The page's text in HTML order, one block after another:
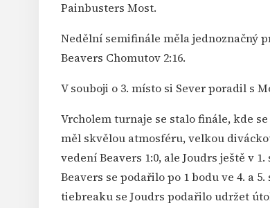
Painbusters Most.
Nedělní semifinále měla jednoznačný
Beavers Chomutov 2:16.
V souboji o 3. místo si Sever poradil s
Vrcholem turnaje se stalo finále, kde
měl skvělou atmosféru, velkou
vedení Beavers 1:0, ale Joudrs ještě v
Beavers se podařilo po 1 bodu ve 4. a
tiebreaku se Joudrs podařilo udržet